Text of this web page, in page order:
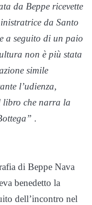
da Beppe ricevette
da Santo
a seguito di un paio
non è più stata
simile
l’udienza,
libro che narra la
.
di Beppe Nava
benedetto la
dell’incontro nel